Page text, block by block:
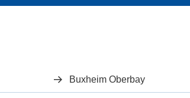
Buxheim Oberbay